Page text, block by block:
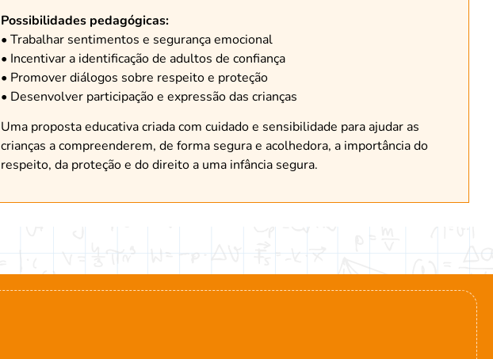
Possibilidades pedagógicas:
• Trabalhar sentimentos e segurança emocional
• Incentivar a identificação de adultos de confiança
• Promover diálogos sobre respeito e proteção
• Desenvolver participação e expressão das crianças
Uma proposta educativa criada com cuidado e sensibilidade para ajudar as
crianças a compreenderem, de forma segura e acolhedora, a importância do
respeito, da proteção e do direito a uma infância segura.